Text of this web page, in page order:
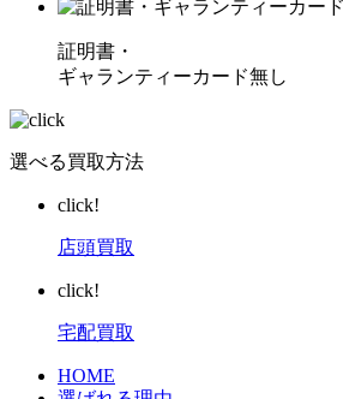
証明書・
ギャランティーカード無し
選べる買取方法
click!
店頭買取
click!
宅配買取
HOME